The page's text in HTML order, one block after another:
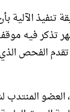
تنفيذ الآلية
تذكر فيه
الفحص الذي
العضو المنتدب